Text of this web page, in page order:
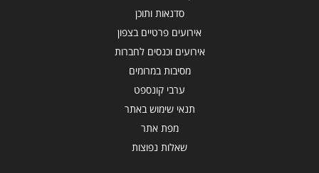
סדנאות ותוכן
אירועים פרטיים בצפון
אירועים וכנסים לחברות
מסיבות במרומים
ערבי קונספט
תנאי שימוש באתר
מפת אתר
שאלות נפוצות